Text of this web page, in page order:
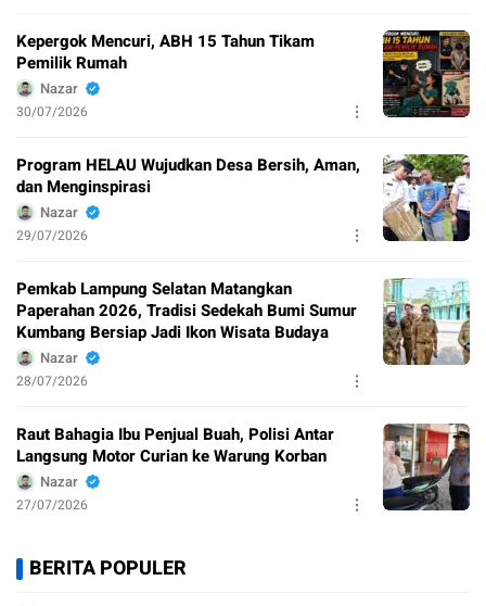
Kepergok Mencuri, ABH 15 Tahun Tikam
Pemilik Rumah
Nazar
30/07/2026
Program HELAU Wujudkan Desa Bersih, Aman,
dan Menginspirasi
Nazar
29/07/2026
Pemkab Lampung Selatan Matangkan
Paperahan 2026, Tradisi Sedekah Bumi Sumur
Kumbang Bersiap Jadi Ikon Wisata Budaya
Nazar
28/07/2026
Raut Bahagia Ibu Penjual Buah, Polisi Antar
Langsung Motor Curian ke Warung Korban
Nazar
27/07/2026
BERITA POPULER